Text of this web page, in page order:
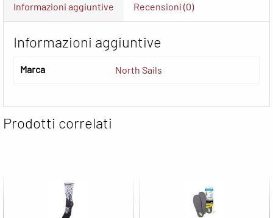
Informazioni aggiuntive Recensioni (0)
Informazioni aggiuntive
Marca North Sails
Prodotti correlati